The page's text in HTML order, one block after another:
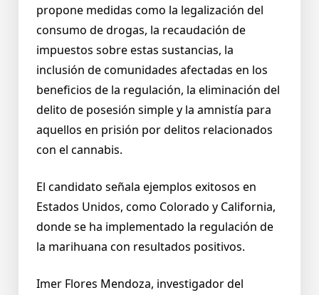
propone medidas como la legalización del
consumo de drogas, la recaudación de
impuestos sobre estas sustancias, la
inclusión de comunidades afectadas en los
beneficios de la regulación, la eliminación del
delito de posesión simple y la amnistía para
aquellos en prisión por delitos relacionados
con el cannabis.
El candidato señala ejemplos exitosos en
Estados Unidos, como Colorado y California,
donde se ha implementado la regulación de
la marihuana con resultados positivos.
Imer Flores Mendoza, investigador del